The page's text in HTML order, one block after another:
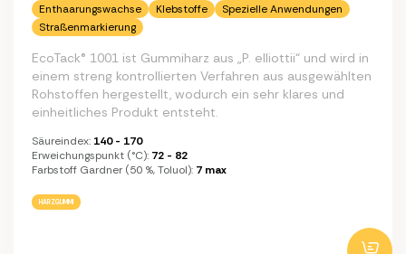
Enthaarungswachse Klebstoffe
Spezielle Anwendungen
Straßenmarkierung
EcoTack® 1001 ist Gummiharz aus „P. elliottii“ und wird in
einem streng kontrollierten Verfahren aus ausgewählten
Rohstoffen hergestellt, wodurch ein sehr klares und
einheitliches Produkt entsteht.
Säureindex: 140 - 170
Erweichungspunkt (°C): 72 - 82
Farbstoff Gardner (50 %, Toluol): 7 max
HARZGUMMI